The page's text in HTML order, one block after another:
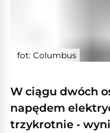
fot: Columbus
W ciągu dwóch
napędem
trzykrotnie -